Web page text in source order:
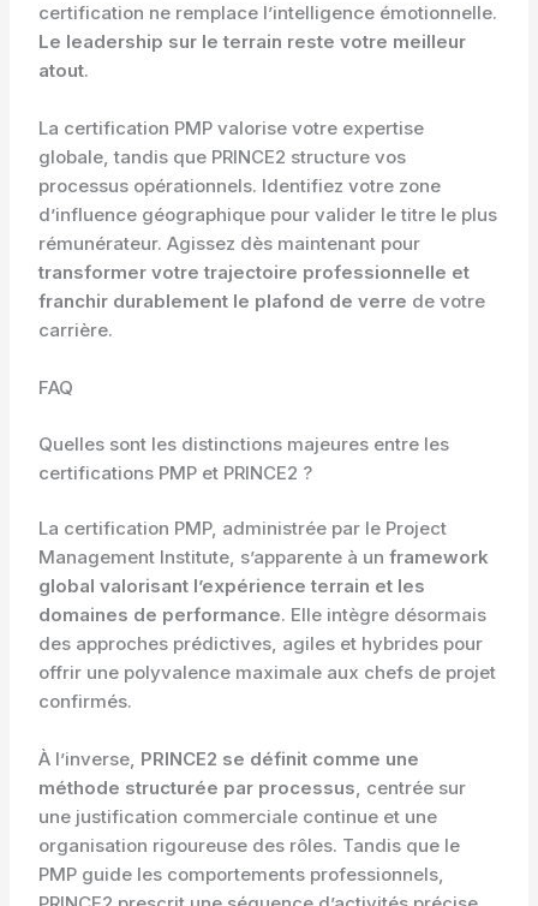
certification ne remplace l’intelligence émotionnelle.
Le leadership sur le terrain reste votre meilleur
atout.
La certification PMP valorise votre expertise
globale, tandis que PRINCE2 structure vos
processus opérationnels. Identifiez votre zone
d’influence géographique pour valider le titre le plus
rémunérateur. Agissez dès maintenant pour
transformer votre trajectoire professionnelle et
franchir durablement le plafond de verre de votre
carrière.
FAQ
Quelles sont les distinctions majeures entre les
certifications PMP et PRINCE2 ?
La certification PMP, administrée par le Project
Management Institute, s’apparente à unframework
global valorisant l’expérience terrain et les
domaines de performance. Elle intègre désormais
des approches prédictives, agiles et hybrides pour
offrir une polyvalence maximale aux chefs de projet
confirmés.
À l’inverse, PRINCE2 se définit comme une
méthode structurée par processus, centrée sur
une justification commerciale continue et une
organisation rigoureuse des rôles. Tandis que le
PMP guide les comportements professionnels,